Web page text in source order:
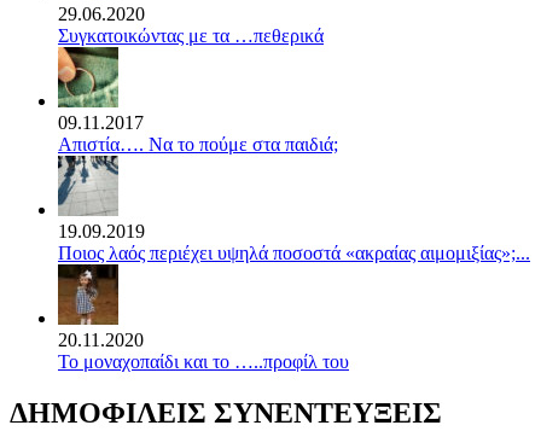
29.06.2020
Συγκατοικώντας με τα …πεθερικά
09.11.2017
Απιστία…. Να το πούμε στα παιδιά;
19.09.2019
Ποιος λαός περιέχει υψηλά ποσοστά «ακραίας αιμομιξίας»;...
20.11.2020
Το μοναχοπαίδι και το …..προφίλ του
ΔΗΜΟΦΙΛΕΙΣ ΣΥΝΕΝΤΕΥΞΕΙΣ